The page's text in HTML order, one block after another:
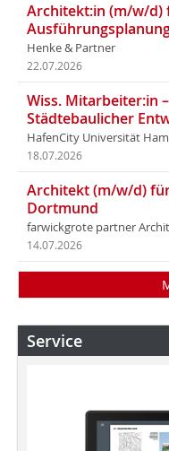
Architekt:in (m/w/
Henke & Partner
22.07.2026
Wiss. Mitarbeiter:in
Städtebaulicher
HafenCity Universität
18.07.2026
Architekt (m/w/d)
Dortmund
farwickgrote partner
14.07.2026
Service